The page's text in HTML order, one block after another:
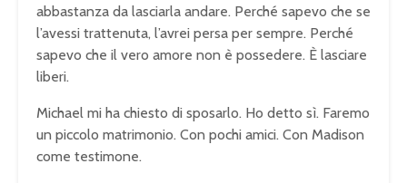
abbastanza da lasciarla andare. Perché sapevo che se
l’avessi trattenuta, l’avrei persa per sempre. Perché
sapevo che il vero amore non è possedere. È lasciare
liberi.
Michael mi ha chiesto di sposarlo. Ho detto sì. Faremo
un piccolo matrimonio. Con pochi amici. Con Madison
come testimone.